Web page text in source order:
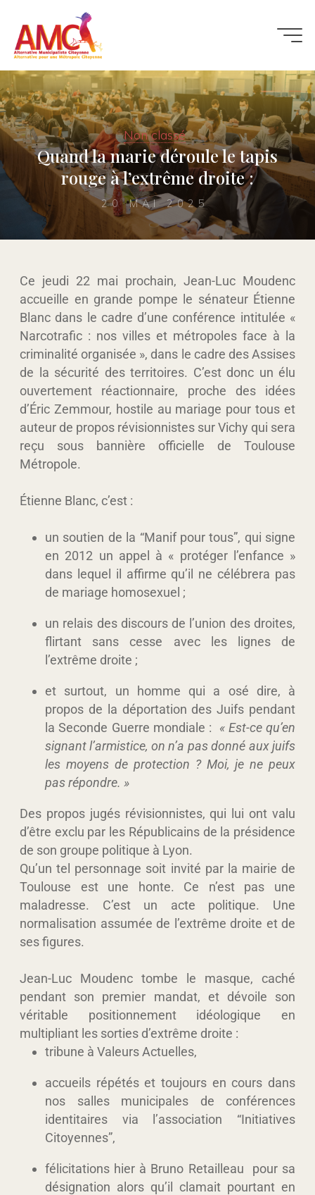
Non classé
Quand la marie déroule le tapis
rouge à l’extrême droite :
20 MAI 2025
Ce jeudi 22 mai prochain, Jean-Luc Moudenc
accueille en grande pompe le sénateur Étienne
Blanc dans le cadre d’une conférence intitulée «
Narcotrafic : nos villes et métropoles face à la
criminalité organisée », dans le cadre des Assises
de la sécurité des territoires. C’est donc un élu
ouvertement réactionnaire, proche des idées
d’Éric Zemmour, hostile au mariage pour tous et
auteur de propos révisionnistes sur Vichy qui sera
reçu sous bannière officielle de Toulouse
Métropole.
Étienne Blanc, c’est :
un soutien de la “Manif pour tous”, qui signe
en 2012 un appel à « protéger l’enfance »
dans lequel il affirme qu’il ne célébrera pas
de mariage homosexuel ;
un relais des discours de l’union des droites,
flirtant sans cesse avec les lignes de
l’extrême droite ;
et surtout, un homme qui a osé dire, à
propos de la déportation des Juifs pendant
la Seconde Guerre mondiale :
« Est-ce qu’en
signant l’armistice, on n’a pas donné aux juifs
les moyens de protection ? Moi, je ne peux
pas répondre. »
Des propos jugés révisionnistes, qui lui ont valu
d’être exclu par les Républicains de la présidence
de son groupe politique à Lyon.
Qu’un tel personnage soit invité par la mairie de
Toulouse est une honte. Ce n’est pas une
maladresse. C’est un acte politique.
Une
normalisation assumée de l’extrême droite et de
ses figures.
Jean-Luc Moudenc tombe le masque, caché
pendant son premier mandat, et dévoile son
véritable positionnement idéologique en
multipliant les sorties d’extrême droite :
tribune à Valeurs Actuelles,
accueils répétés et toujours en cours dans
nos salles municipales de conférences
identitaires via l’association “Initiatives
Citoyennes”,
félicitations hier à Bruno Retailleau pour sa
désignation alors qu’il clamait pourtant en